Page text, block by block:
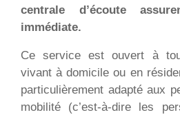
centrale d’écoute
immédiate.
Ce service est ouvert à
vivant à domicile ou en
particulièrement adapté aux
mobilité (c’est-à-dire les